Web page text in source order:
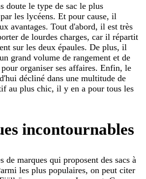
doute le type de sac le plus
les lycéens. Et pour cause, il
avantages. Tout d'abord, il est très
de lourdes charges, car il répartit
sur les deux épaules. De plus, il
grand volume de rangement et de
pour organiser ses affaires. Enfin, le
décliné dans une multitude de
au plus chic, il y en a pour tous les
incontournables
de marques qui proposent des sacs à
les plus populaires, on peut citer